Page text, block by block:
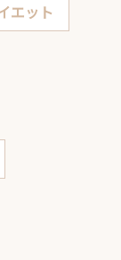
エット